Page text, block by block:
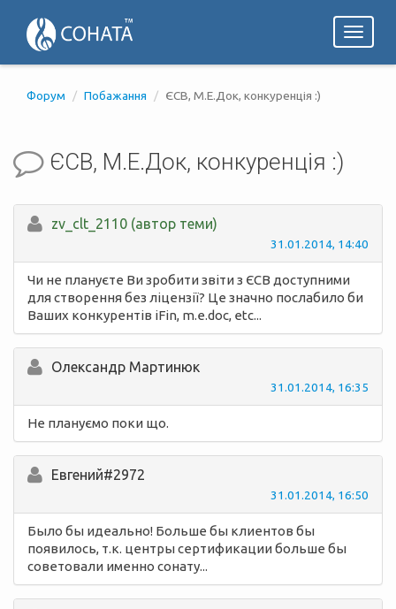
Toggle
Форум Побажання ЄСВ, М.Е.Док, конкуренція :)
ЄСВ, М.Е.Док, конкуренція :)
zv_clt_2110 (автор теми)
31.01.2014, 14:40
Чи не плануєте Ви зробити звіти з ЄСВ доступними
для створення без ліцензії? Це значно послабило би
Ваших конкурентів iFin, m.e.doc, etc...
Олександр Мартинюк
31.01.2014, 16:35
Не плануємо поки що.
Евгений#2972
31.01.2014, 16:50
Было бы идеально! Больше бы клиентов бы
появилось, т.к. центры сертификации больше бы
советовали именно сонату...